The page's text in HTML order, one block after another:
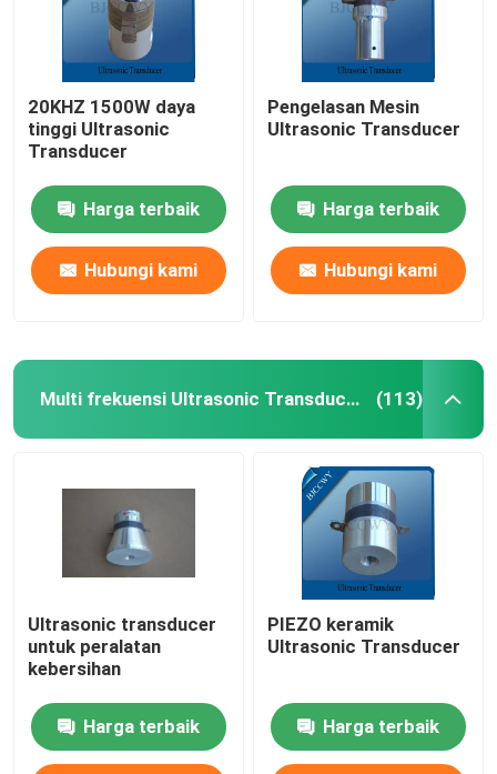
20KHZ 1500W daya
tinggi Ultrasonic
Transducer
Harga terbaik
Hubungi kami
Pengelasan Mesin
Ultrasonic Transducer
Harga terbaik
Hubungi kami
Multi frekuensi Ultrasonic Transducer (113)
Ultrasonic transducer
untuk peralatan
kebersihan
Harga terbaik
PIEZO keramik
Ultrasonic Transducer
Harga terbaik